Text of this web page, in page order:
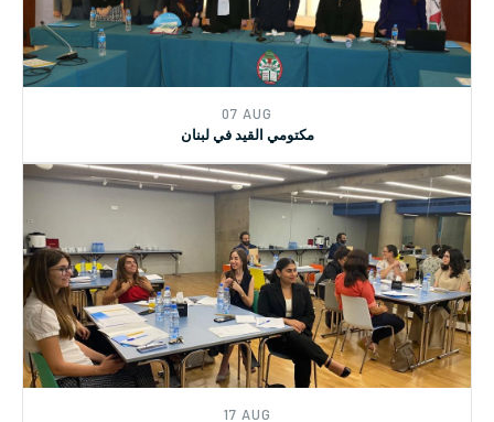
13 DEC
دورة تدريبية في وزارة الشؤون للعاملات الاجتماعيات
07 AUG
مكتومي القيد في لبنان